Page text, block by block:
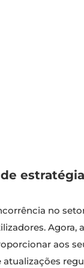
no
Agora, a
aos
atualizações